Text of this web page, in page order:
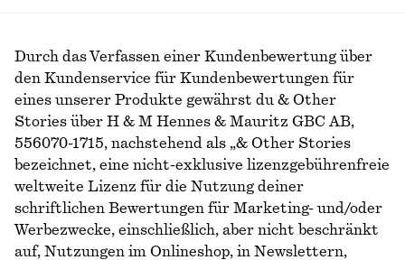
Durch das Verfassen einer Kundenbewertung über
den Kundenservice für Kundenbewertungen für
eines unserer Produkte gewährst du & Other
Stories über H & M Hennes & Mauritz GBC AB,
556070-1715, nachstehend als „& Other Stories
bezeichnet, eine nicht-exklusive lizenzgebührenfreie
weltweite Lizenz für die Nutzung deiner
schriftlichen Bewertungen für Marketing- und/oder
Werbezwecke, einschließlich, aber nicht beschränkt
auf, Nutzungen im Onlineshop, in Newslettern,